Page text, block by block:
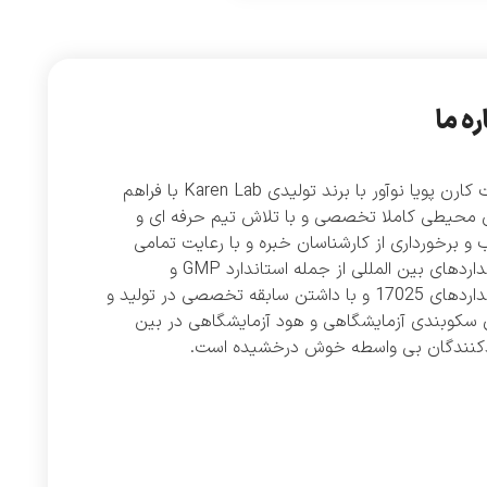
ما
شرکت کارن پویا نوآور با برند تولیدی Karen Lab با فراهم
محیطی کاملا تخصصی و با تلاش تیم حرفه ای و
برخورداری از کارشناسان خبره و با رعایت تمامی
استانداردهای بین المللی از جمله استاندارد GMP و
استانداردهای 17025 و با داشتن سابقه تخصصی در تولید و
سکوبندی آزمایشگاهی و هود آزمایشگاهی در بین
بی واسطه خوش درخشیده است.